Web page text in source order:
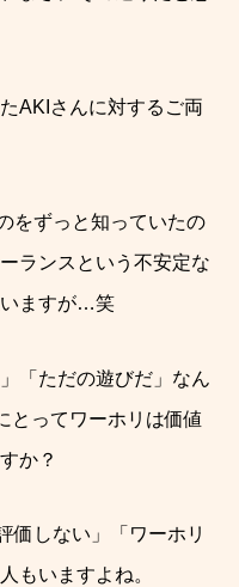
AKI さんに対するご両
をずっと知っていたの
ランスという不安定な
ますが…笑
「ただの遊びだ」なん
とってワーホリは価値
か？
価しない」「ワーホリ
もいますよね。